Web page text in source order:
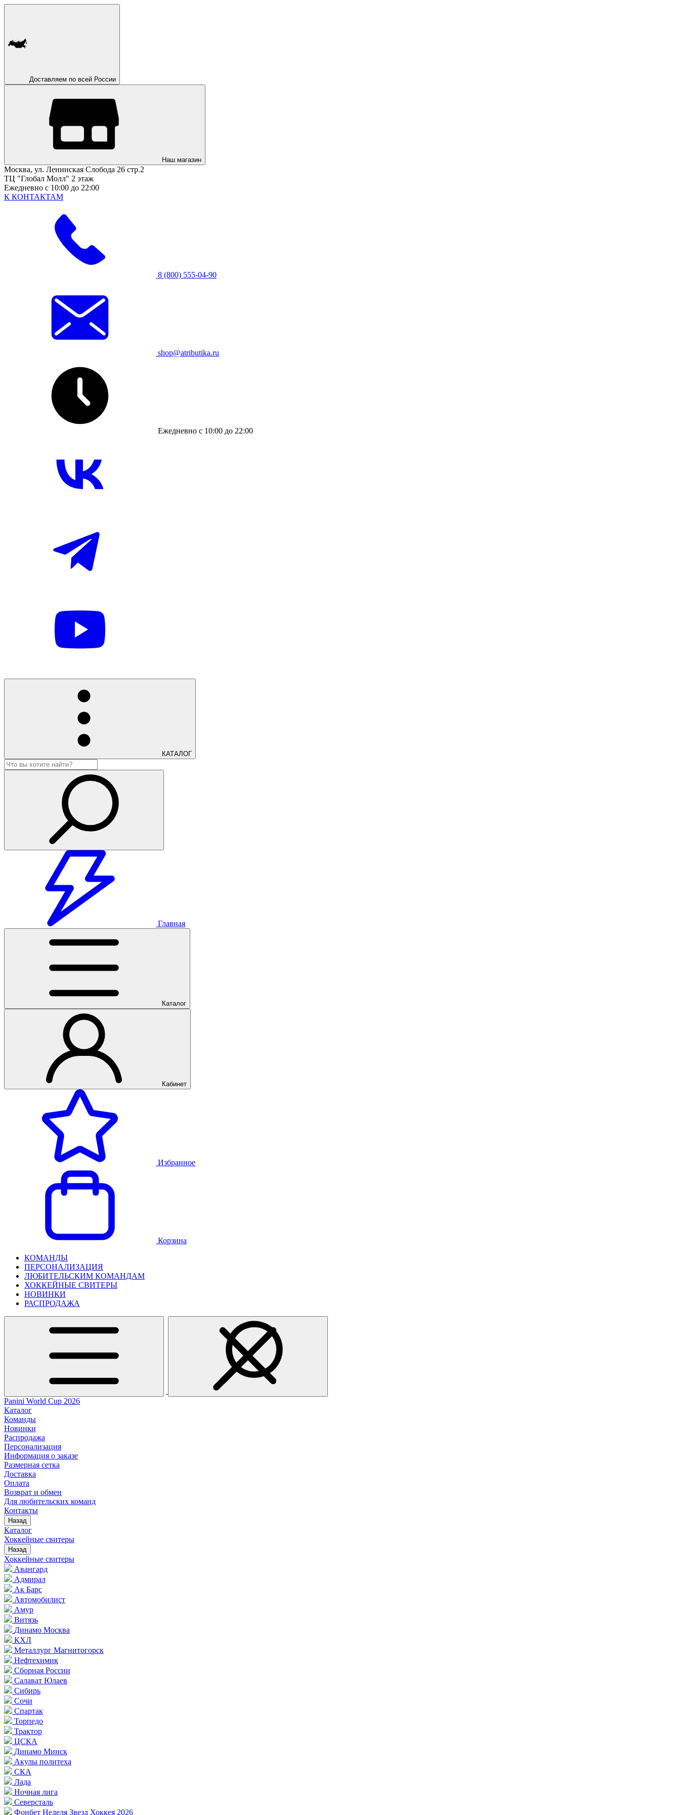
Доставляем по всей России
Наш магазин
Москва, ул. Ленинская Слобода 26 стр.2
ТЦ "Глобал Молл" 2 этаж
Ежедневно с 10:00 до 22:00
К КОНТАКТАМ
8 (800) 555-04-90
shop@atributika.ru
Ежедневно с 10:00 до 22:00
КАТАЛОГ
Главная
Каталог
Кабинет
Избранное
Корзина
КОМАНДЫ
ПЕРСОНАЛИЗАЦИЯ
ЛЮБИТЕЛЬСКИМ КОМАНДАМ
ХОККЕЙНЫЕ СВИТЕРЫ
НОВИНКИ
РАСПРОДАЖА
Panini World Cup 2026
Каталог
Команды
Новинки
Распродажа
Персонализация
Информация о заказе
Размерная сетка
Доставка
Оплата
Возврат и обмен
Для любительских команд
Контакты
Назад
Каталог
Хоккейные свитеры
Назад
Хоккейные свитеры
Авангард
Адмирал
Ак Барс
Автомобилист
Амур
Витязь
Динамо Москва
КХЛ
Металлург Магнитогорск
Нефтехимик
Сборная России
Салават Юлаев
Сибирь
Сочи
Спартак
Торпедо
Трактор
ЦСКА
Динамо Минск
Акулы политеха
СКА
Лада
Ночная лига
Северсталь
Фонбет Неделя Звезд Хоккея 2026